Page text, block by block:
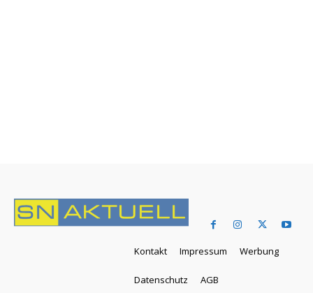
Kontakt Impressum Werbung
Datenschutz AGB